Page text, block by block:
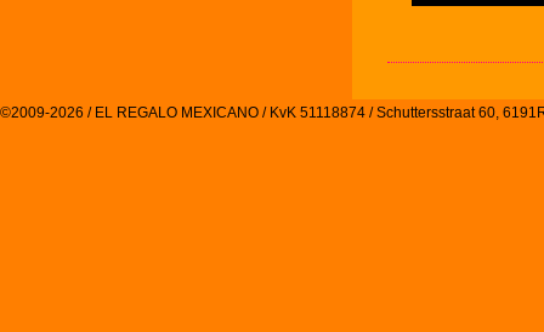
©2009-2026 / EL REGALO MEXICANO / KvK 51118874 / Schuttersstraat 60,